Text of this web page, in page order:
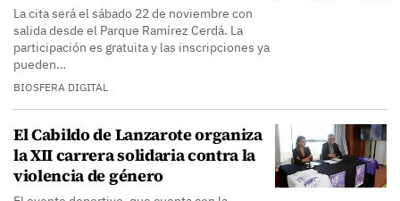
La cita será el sábado 22 de noviembre con
salida desde el Parque Ramírez Cerdá. La
participación es gratuita y las inscripciones ya
pueden…
BIOSFERA DIGITAL
El Cabildo de Lanzarote organiza
la XII carrera solidaria contra la
violencia de género